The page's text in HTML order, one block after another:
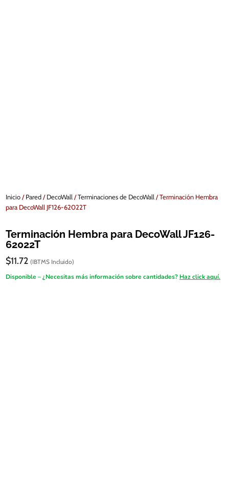
Inicio/Pared/DecoWall /Terminaciones de DecoWall / Terminación Hembra
para DecoWall JF126-62022T
Terminación Hembra para DecoWall JF126-
62022T
$11.72 (IBTMS Incluido)
Disponible – ¿Necesitas más información sobre cantidades? Haz click aquí.